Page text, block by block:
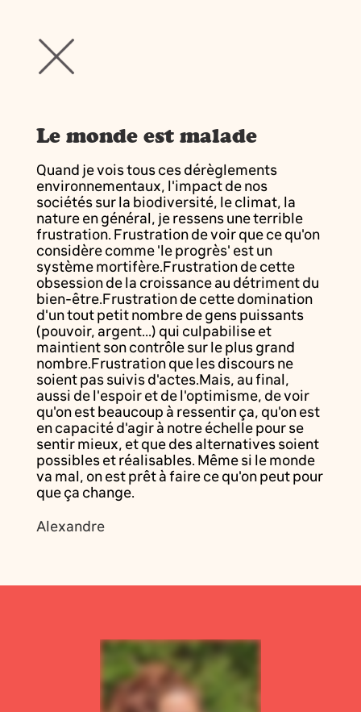
Le monde est malade
Quand je vois tous ces dérèglements
environnementaux, l'impact de nos
sociétés sur la biodiversité, le climat, la
nature en général, je ressens une terrible
frustration. Frustration de voir que ce qu'on
considère comme 'le progrès' est un
système mortifère.Frustration de cette
obsession de la croissance au détriment du
bien-être.Frustration de cette domination
d'un tout petit nombre de gens puissants
(pouvoir, argent...) qui culpabilise et
maintient son contrôle sur le plus grand
nombre.Frustration que les discours ne
soient pas suivis d'actes.Mais, au final,
aussi de l'espoir et de l'optimisme, de voir
qu'on est beaucoup à ressentir ça, qu'on est
en capacité d'agir à notre échelle pour se
sentir mieux, et que des alternatives soient
possibles et réalisables. Même si le monde
va mal, on est prêt à faire ce qu'on peut pour
que ça change.
Alexandre